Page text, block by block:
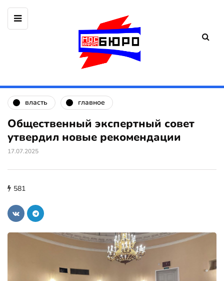
власть главное
Общественный экспертный совет
утвердил новые рекомендации
17.07.2025
581